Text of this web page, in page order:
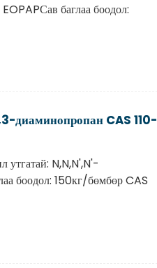
баглаа боодол:
диаминопропан CAS 110-
N,N,N',N'-
боодол: 150кг/бөмбөр CAS